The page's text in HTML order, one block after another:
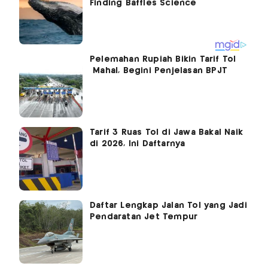
Pelemahan Rupiah Bikin Tarif Tol
Mahal, Begini Penjelasan BPJT
Tarif 3 Ruas Tol di Jawa Bakal Naik
di 2026, Ini Daftarnya
Daftar Lengkap Jalan Tol yang Jadi
Pendaratan Jet Tempur